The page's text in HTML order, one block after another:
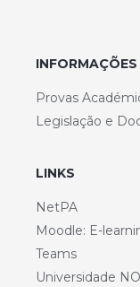
Provas
Legislação e
LINKS
NetPA
Moodle: E-
Teams
Universidade